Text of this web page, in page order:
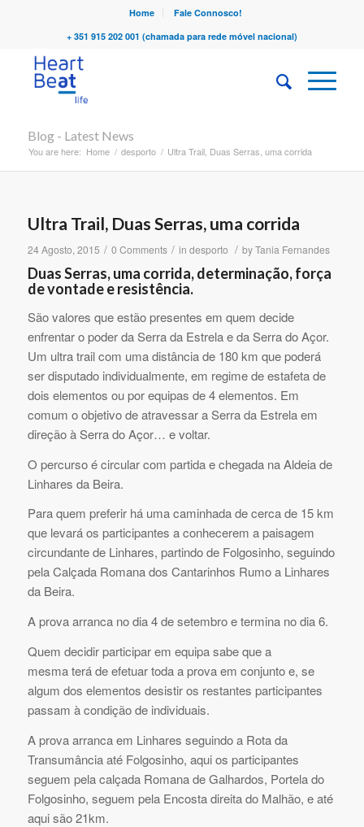
Home
Fale Connosco!
+ 351 915 202 001 (chamada para rede móvel nacional)
Blog - Latest News
You are here: Home / desporto / Ultra Trail, Duas Serras, uma corrida
Ultra Trail, Duas Serras, uma corrida
24 Agosto, 2015 / 0 Comments / in desporto / byTania Fernandes
Duas Serras, uma corrida, determinação, força
de vontade e resistência.
São valores que estão presentes em quem decide
enfrentar o poder da Serra da Estrela e da Serra do Açor.
Um ultra trail com uma distância de 180 km que poderá
ser disputado individualmente, em regime de estafeta de
dois elementos ou por equipas de 4 elementos. Em
comum o objetivo de atravessar a Serra da Estrela em
direção à Serra do Açor… e voltar.
O percurso é circular com partida e chegada na Aldeia de
Linhares da Beira.
Para quem preferir há uma caminhada de cerca de 15 km
que levará os participantes a conhecerem a paisagem
circundante de Linhares, partindo de Folgosinho, seguindo
pela Calçada Romana dos Cantarinhos Rumo a Linhares
da Beira.
A prova arranca no dia 4 de setembro e termina no dia 6.
Quem decidir participar em equipa sabe que a
mesma terá de efetuar toda a prova em conjunto e, se
algum dos elementos desistir os restantes participantes
passam à condição de individuais.
A prova arranca em Linhares seguindo a Rota da
Transumância até Folgosinho, aqui os participantes
seguem pela calçada Romana de Galhardos, Portela do
Folgosinho, seguem pela Encosta direita do Malhão, e até
aqui são 21km.